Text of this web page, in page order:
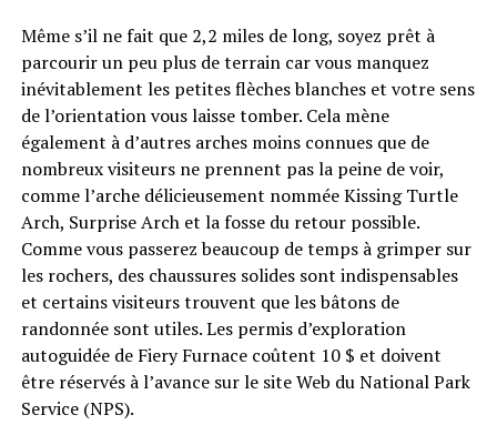
Même s’il ne fait que 2,2 miles de long, soyez prêt à
parcourir un peu plus de terrain car vous manquez
inévitablement les petites flèches blanches et votre sens
de l’orientation vous laisse tomber. Cela mène
également à d’autres arches moins connues que de
nombreux visiteurs ne prennent pas la peine de voir,
comme l’arche délicieusement nommée Kissing Turtle
Arch, Surprise Arch et la fosse du retour possible.
Comme vous passerez beaucoup de temps à grimper sur
les rochers, des chaussures solides sont indispensables
et certains visiteurs trouvent que les bâtons de
randonnée sont utiles. Les permis d’exploration
autoguidée de Fiery Furnace coûtent 10 $ et doivent
être réservés à l’avance sur le site Web du National Park
Service (NPS).